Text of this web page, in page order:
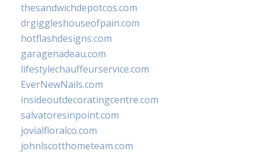
thesandwichdepotcos.com
drgiggleshouseofpain.com
hotflashdesigns.com
garagenadeau.com
lifestylechauffeurservice.com
EverNewNails.com
insideoutdecoratingcentre.com
salvatoresinpoint.com
jovialfloralco.com
johnlscotthometeam.com